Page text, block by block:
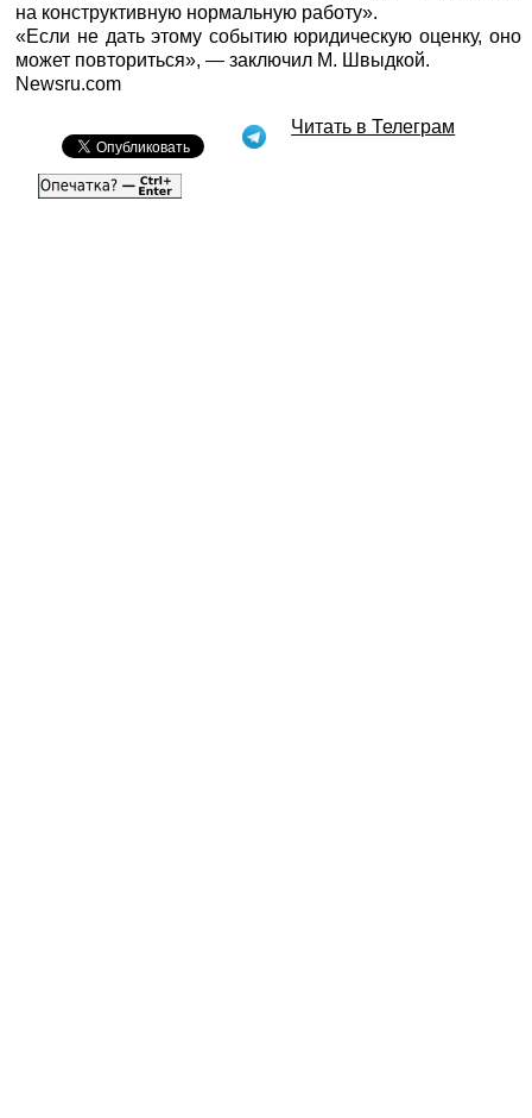
на конструктивную нормальную работу».
«Если не дать этому событию юридическую оценку, оно
может повториться», — заключил М. Швыдкой.
Newsru.com
Читать в Телеграм